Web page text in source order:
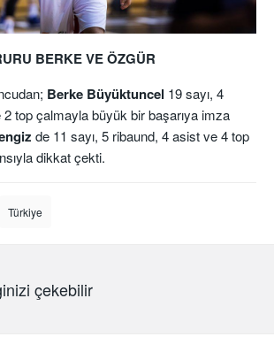
BERKE VE ÖZGÜR
Berke Büyüktuncel 19 sayı, 4
top çalmayla büyük bir başarıya imza
de 11 sayı, 5 ribaund, 4 asist ve 4 top
dikkat çekti.
Türkiye
çekebilir